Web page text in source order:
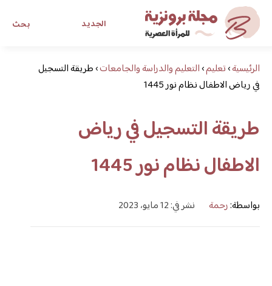
بحث الجديد
مجلة برونزية للفتاة العصريةالرئيسية›تعليم›التعليم والدراسة والجامعات›طريقة التسجيل
في رياض الاطفال نظام نور 1445
طريقة التسجيل في رياض
الاطفال نظام نور 1445
بواسطة:رحمة نشر في: 12 مايو، 2023